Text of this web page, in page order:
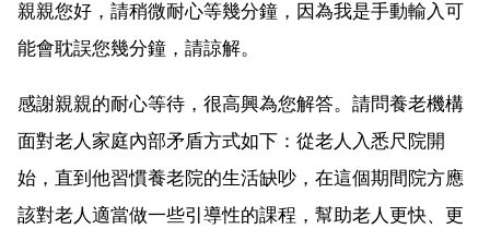
親親您好，請稍微耐心等幾分鐘，因為我是手動輸入可
能會耽誤您幾分鐘，請諒解。
感謝親親的耐心等待，很高興為您解答。請問養老機構
面對老人家庭內部矛盾方式如下：從老人入悉尺院開
始，直到他習慣養老院的生活缺吵，在這個期間院方應
該對老人適當做一些引導性的課程，幫助老人更快、更